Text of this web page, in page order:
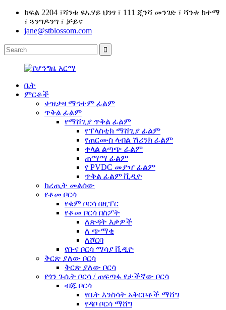
ክፍል 2204 ፣ሻንቱ ዩኤሃይ ህንፃ ፣ 111 ጂንሻ መንገድ ፣ ሻንቱ ከተማ
፣ ጓንግዶንግ ፣ ቻይና
jane@stblossom.com
ቤት
ምርቶች
ቀዝቃዛ ማኅተም ፊልም
ጥቅል ፊልም
የማሸጊያ ጥቅል ፊልም
የፕላስቲክ ማሸጊያ ፊልም
የጠርሙስ ላብል ሽሪንክ ፊልም
ቀላል ልጣጭ ፊልም
ጠማማ ፊልም
የ PVDC መያዣ ፊልም
ጥቅል ፊልም ቪዲዮ
ከረጢት መልሰው
የቆመ ቦርሳ
የቁም ቦርሳ በዚፐር
የቆመ ቦርሳ በስፖት
ለጽዳት እቃዎች
ለ ጭማቂ
ለሾርባ
የቡና ቦርሳ ማሳያ ቪዲዮ
ቅርጽ ያለው ቦርሳ
ቅርጽ ያለው ቦርሳ
የጎን ጉሴት ቦርሳ / ጠፍጣፋ የታችኛው ቦርሳ
ብጁ ቦርሳ
የቤት እንስሳት አቅርቦቶች ማሸግ
የዳቦ ቦርሳ ማሸግ